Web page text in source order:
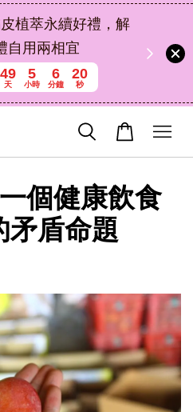
植萃永續好禮，解
自用兩相宜
49
天
5
小時
6
分鐘
19
秒
個健康飲食
矛盾命題